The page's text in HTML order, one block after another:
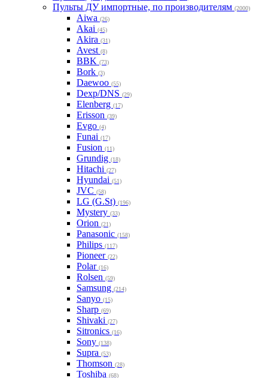
Пульты ДУ импортные, по производителям (2000)
Aiwa (26)
Akai (45)
Akira (31)
Avest (8)
BBK (73)
Bork (3)
Daewoo (55)
Dexp/DNS (29)
Elenberg (17)
Erisson (39)
Evgo (4)
Funai (17)
Fusion (11)
Grundig (18)
Hitachi (27)
Hyundai (51)
JVC (58)
LG (G.St) (196)
Mystery (33)
Orion (21)
Panasonic (158)
Philips (117)
Pioneer (22)
Polar (16)
Rolsen (59)
Samsung (214)
Sanyo (15)
Sharp (69)
Shivaki (27)
Sitronics (16)
Sony (138)
Supra (53)
Thomson (28)
Toshiba (68)